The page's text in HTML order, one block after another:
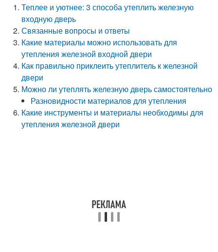
Теплее и уютнее: 3 способа утеплить железную
входную дверь
Связанные вопросы и ответы
Какие материалы можно использовать для
утепления железной входной двери
Как правильно приклеить утеплитель к железной
двери
Можно ли утеплять железную дверь самостоятельно
Разновидности материалов для утепления
Какие инструменты и материалы необходимы для
утепления железной двери